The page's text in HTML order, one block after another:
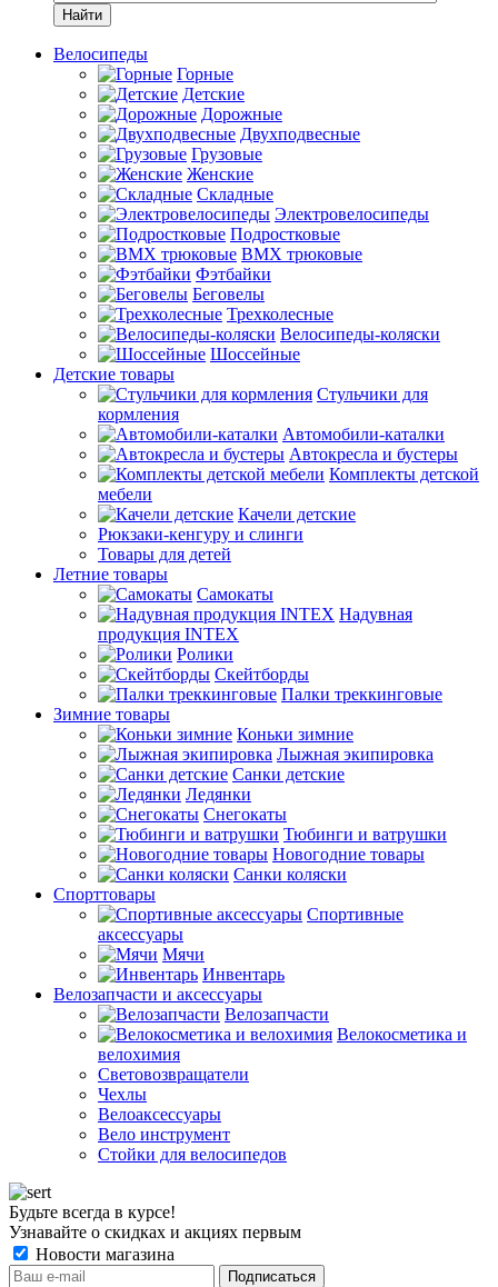
Найти
Велосипеды
Горные
Детские
Дорожные
Двухподвесные
Грузовые
Женские
Складные
Электровелосипеды
Подростковые
BMX трюковые
Фэтбайки
Беговелы
Трехколесные
Велосипеды-коляски
Шоссейные
Детские товары
Стульчики для
кормления
Автомобили-каталки
Автокресла и бустеры
Комплекты детской
мебели
Качели детские
Рюкзаки-кенгуру и слинги
Товары для детей
Летние товары
Самокаты
Надувная
продукция INTEX
Ролики
Скейтборды
Палки треккинговые
Зимние товары
Коньки зимние
Лыжная экипировка
Санки детские
Ледянки
Снегокаты
Тюбинги и ватрушки
Новогодние товары
Санки коляски
Спорттовары
Спортивные
аксессуары
Мячи
Инвентарь
Велозапчасти и аксессуары
Велозапчасти
Велокосметика и
велохимия
Световозвращатели
Чехлы
Велоаксессуары
Вело инструмент
Стойки для велосипедов
Будьте всегда в курсе!
Узнавайте о скидках и акциях первым
Новости магазина